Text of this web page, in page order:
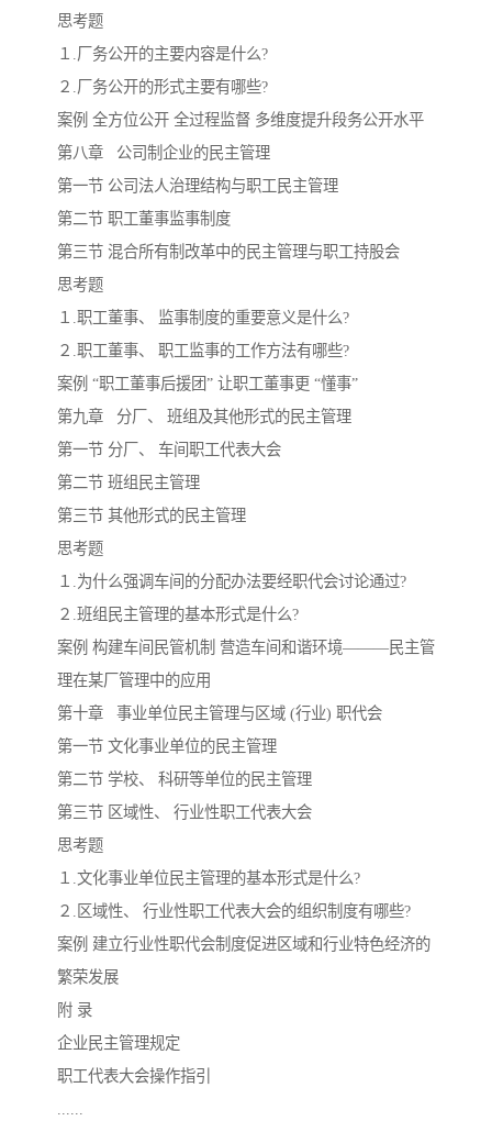
思考题
１.厂务公开的主要内容是什么?
２.厂务公开的形式主要有哪些?
案例 全方位公开 全过程监督 多维度提升段务公开水平
第八章 公司制企业的民主管理
第一节 公司法人治理结构与职工民主管理
第二节 职工董事监事制度
第三节 混合所有制改革中的民主管理与职工持股会
思考题
１.职工董事、 监事制度的重要意义是什么?
２.职工董事、 职工监事的工作方法有哪些?
案例 “职工董事后援团” 让职工董事更 “懂事”
第九章 分厂、 班组及其他形式的民主管理
第一节 分厂、 车间职工代表大会
第二节 班组民主管理
第三节 其他形式的民主管理
思考题
１.为什么强调车间的分配办法要经职代会讨论通过?
２.班组民主管理的基本形式是什么?
案例 构建车间民管机制 营造车间和谐环境———民主管
理在某厂管理中的应用
第十章 事业单位民主管理与区域 (行业) 职代会
第一节 文化事业单位的民主管理
第二节 学校、 科研等单位的民主管理
第三节 区域性、 行业性职工代表大会
思考题
１.文化事业单位民主管理的基本形式是什么?
２.区域性、 行业性职工代表大会的组织制度有哪些?
案例 建立行业性职代会制度促进区域和行业特色经济的
繁荣发展
附 录
企业民主管理规定
职工代表大会操作指引
......